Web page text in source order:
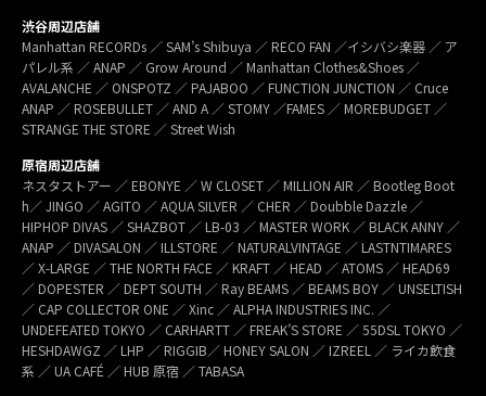
渋谷周辺店舗
Manhattan RECORDs ／ SAM’s Shibuya ／ RECO FAN ／イシバシ楽器 ／ ア
パレル系 ／ ANAP ／ Grow Around ／ Manhattan Clothes&Shoes ／
AVALANCHE ／ ONSPOTZ ／ PAJABOO ／ FUNCTION JUNCTION ／ Cruce
ANAP ／ ROSEBULLET ／ AND A ／ STOMY ／FAMES ／ MOREBUDGET ／
STRANGE THE STORE ／ Street Wish
原宿周辺店舗
ネスタストアー ／ EBONYE ／ W CLOSET ／ MILLION AIR ／ Bootleg Boot
h／ JINGO ／ AGITO ／ AQUA SILVER ／ CHER ／ Doubble Dazzle ／
HIPHOP DIVAS ／ SHAZBOT ／ LB-03 ／ MASTER WORK ／ BLACK ANNY ／
ANAP ／ DIVASALON ／ ILLSTORE ／ NATURALVINTAGE ／ LASTNTIMARES
／ X-LARGE ／ THE NORTH FACE ／ KRAFT ／ HEAD ／ ATOMS ／ HEAD69
／ DOPESTER ／ DEPT SOUTH ／ Ray BEAMS ／ BEAMS BOY ／ UNSELTISH
／ CAP COLLECTOR ONE ／ Xinc ／ ALPHA INDUSTRIES INC. ／
UNDEFEATED TOKYO ／ CARHARTT ／ FREAK’S STORE ／ 55DSL TOKYO ／
HESHDAWGZ ／ LHP ／ RIGGIB／ HONEY SALON ／ IZREEL ／ ライカ飲食
系 ／ UA CAFÉ ／ HUB 原宿 ／ TABASA